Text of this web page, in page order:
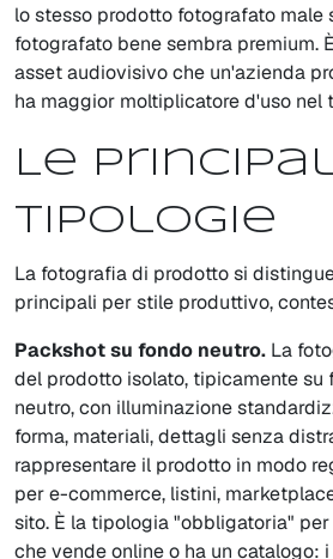
lo stesso prodotto fotografato male
fotografato bene sembra premium.
asset audiovisivo che un'azienda
ha maggior moltiplicatore d'uso nel
Le
tipologie
La fotografia di prodotto si
principali per stile produttivo,
Packshot su fondo neutro. La
del prodotto isolato, tipicamente su
neutro, con illuminazione
forma, materiali, dettagli senza
rappresentare il prodotto in modo
per e-commerce, listini,
sito. È la tipologia "obbligatoria"
che vende online o ha un catalogo: